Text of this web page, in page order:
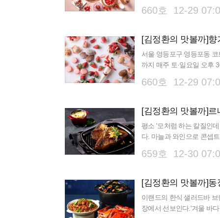
660호 12-29
서울 영등포구 영등포동
까지 매주 토·일요일 오후
660호 12-29
평소 '모처럼 하는 칼질인
다. 마늘과 와인으로 콘셉
659호 12-30
[김정환의 맛볼까]
이랜드의 한식 샐러드바
장에서 선보인다.'겨울 바